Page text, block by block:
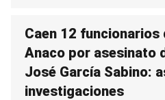
Caen 12 funcionarios
Anaco por asesinato
José García Sabino:
investigaciones